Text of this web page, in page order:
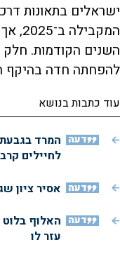
ישראלים בתאונות
השנים הקודמות.
להפחתה חדה בהיקף
עוד כתבות בנושא
דעה המרד
לחיילים
דעה אסיר ציון
דעה האלוף
עזר לו